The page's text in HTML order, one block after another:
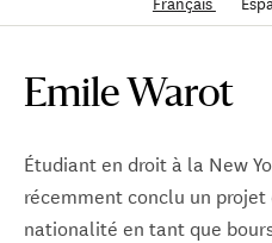
Emile Warot
Étudiant en droit à la New
récemment conclu un
nationalité en tant que